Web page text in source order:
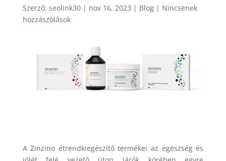
Szerző: seolink30| nov 16, 2023 | Blog| Nincsenek
hozzászólások
A Zinzino étrendkiegészítő termékei az egészség és